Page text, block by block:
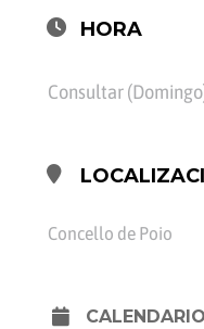
HORA
Consultar
Concello de Poio
CALENDARIO